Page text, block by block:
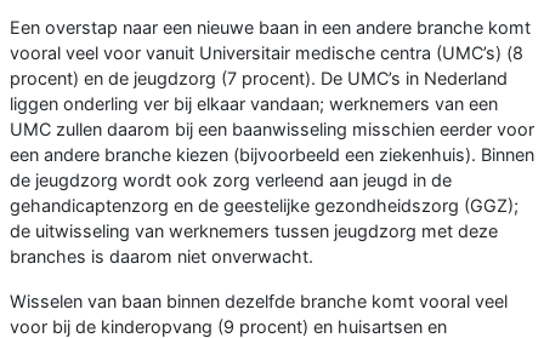
Een overstap naar een nieuwe baan in een andere branche komt
vooral veel voor vanuit Universitair medische centra (UMC’s) (8
procent) en de jeugdzorg (7 procent). De UMC’s in Nederland
liggen onderling ver bij elkaar vandaan; werknemers van een
UMC zullen daarom bij een baanwisseling misschien eerder voor
een andere branche kiezen (bijvoorbeeld een ziekenhuis). Binnen
de jeugdzorg wordt ook zorg verleend aan jeugd in de
gehandicaptenzorg en de geestelijke gezondheidszorg (GGZ);
de uitwisseling van werknemers tussen jeugdzorg met deze
branches is daarom niet onverwacht.
Wisselen van baan binnen dezelfde branche komt vooral veel
voor bij de kinderopvang (9 procent) en huisartsen en